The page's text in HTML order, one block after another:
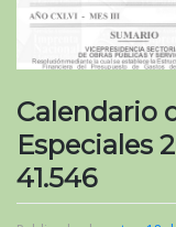
Calendario
Especiales
41.546